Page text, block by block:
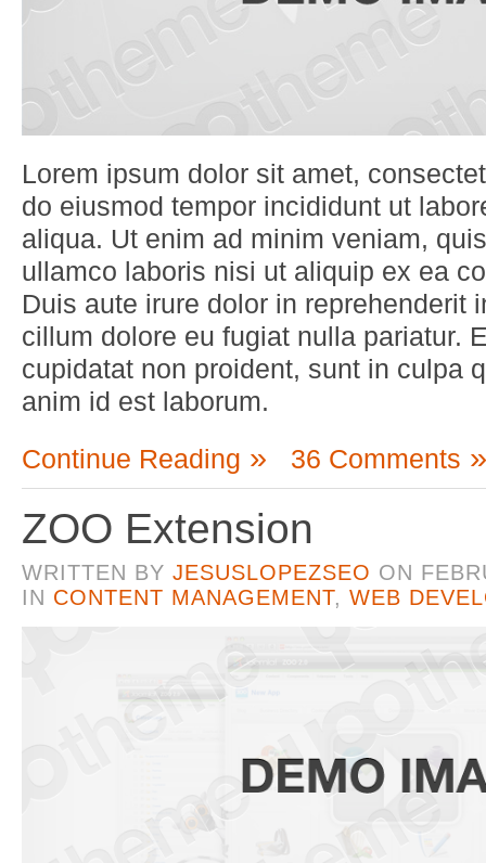
Lorem ipsum dolor sit amet,
do eiusmod tempor incididunt ut
aliqua. Ut enim ad minim veniam,
ullamco laboris nisi ut aliquip ex ea
Duis aute irure dolor in reprehenderit
cillum dolore eu fugiat nulla pariatur.
cupidatat non proident, sunt in culpa
anim id est laborum.
Continue Reading
36 Comments
ZOO Extension
WRITTEN BY JESUSLOPEZSEO ON
IN CONTENT MANAGEMENT, WEB